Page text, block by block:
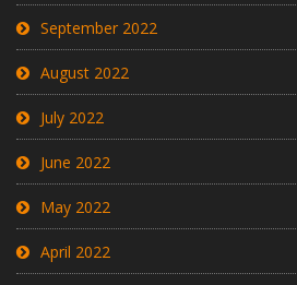
September 2022
August 2022
July 2022
June 2022
May 2022
April 2022